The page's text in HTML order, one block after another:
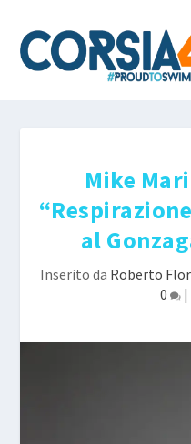
Mike
al
Inserito da Roberto
0
|